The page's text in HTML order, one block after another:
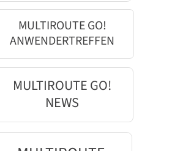
MULTIROUTE GO!
ANWENDERTREFFEN
MULTIROUTE GO!
NEWS